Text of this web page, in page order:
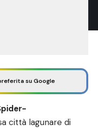
su Google
città lagunare di